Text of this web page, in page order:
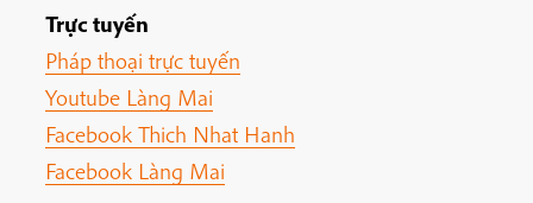
Trực tuyến
Pháp thoại trực tuyến
Youtube Làng Mai
Facebook Thich Nhat Hanh
Facebook Làng Mai